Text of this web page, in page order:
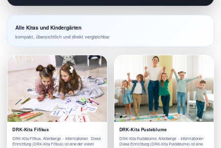
Alle Kitas und Kindergärten
kompakt, übersichtlich und direkt vergleichbar
DRK-Kita Fifikus
DRK-Kita Fifikus, Altenberge - Informationen Diese
Einrichtung (DRK-Kita Fifikus) ist eine der vielen
DRK-Kita Pusteblume
DRK-Kita Pusteblume, Altenberge - Informationen
Diese Einrichtung (DRK-Kita Pusteblume) ist eine